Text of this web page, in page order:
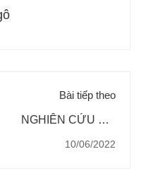
Bài tiếp theo
NGHIÊN CỨU MÔ
10/06/2022